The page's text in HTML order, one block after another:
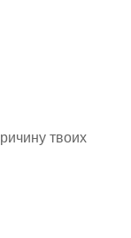
твоих